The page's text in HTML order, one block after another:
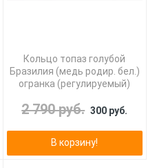
Кольцо топаз голубой
Бразилия (медь родир. бел.)
огранка (регулируемый)
2 790 руб. 300 руб.
В корзину!